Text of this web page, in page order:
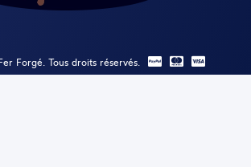
Forgé. Tous droits réservés.